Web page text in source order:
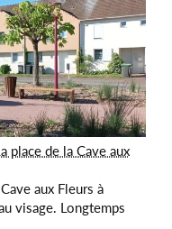
place de la Cave aux
aux Fleurs à
visage. Longtemps